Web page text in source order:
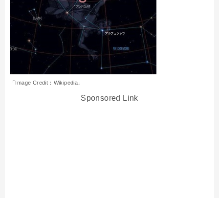
「Image Credit：Wikipedia」
Sponsored Link